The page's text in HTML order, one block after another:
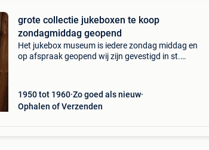
grote collectie jukeboxen te koop
zondagmiddag geopend
Het jukebox museum is iedere zondag middag en
op afspraak geopend wij zijn gevestigd in st.
1950 tot 1960 Zo goed als nieuw
Ophalen of Verzenden